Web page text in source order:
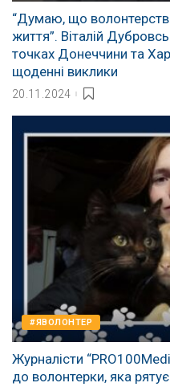
“Думаю, що
життя”. Віталій
точках Донеччини та
щоденні виклики
20.11.2024
#ЯВОЛОНТЕР
Журналісти
до волонтерки, яка